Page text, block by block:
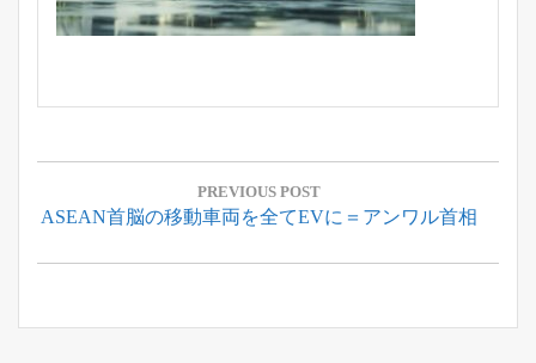
投
ナ
ビ
ー
PREVIOUS POST
Previous
ASEAN首脳の移動車両を全てEVに＝アンワル首相